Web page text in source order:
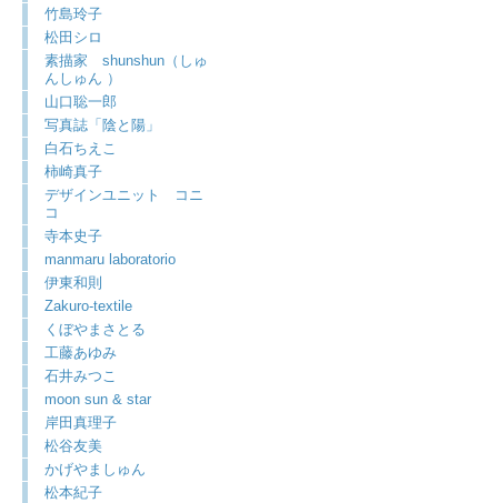
竹島玲子
松田シロ
素描家 shunshun（しゅ
んしゅん ）
山口聡一郎
写真誌「陰と陽」
白石ちえこ
柿崎真子
デザインユニット コニ
コ
寺本史子
manmaru laboratorio
伊東和則
Zakuro-textile
くぼやまさとる
工藤あゆみ
石井みつこ
moon sun & star
岸田真理子
松谷友美
かげやましゅん
松本紀子